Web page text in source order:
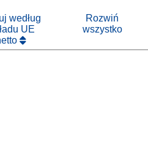
według
UE
Rozwiń
wszystko